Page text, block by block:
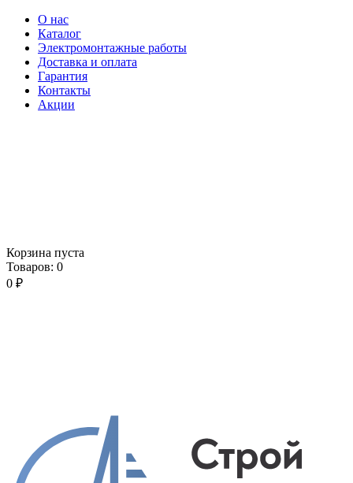
О нас
Каталог
Электромонтажные работы
Доставка и оплата
Гарантия
Контакты
Акции
Корзина пуста
Товаров: 0
0 ₽